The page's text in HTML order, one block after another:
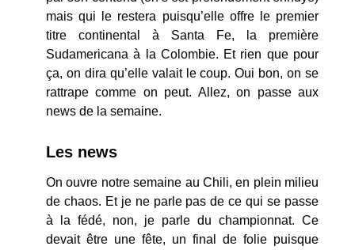
mais qui le restera puisqu’elle offre le premier
titre continental à Santa Fe, la première
Sudamericana à la Colombie. Et rien que pour
ça, on dira qu’elle valait le coup. Oui bon, on se
rattrape comme on peut. Allez, on passe aux
news de la semaine.
Les news
On ouvre notre semaine au Chili, en plein milieu
de chaos. Et je ne parle pas de ce qui se passe
à la fédé, non, je parle du championnat. Ce
devait être une fête, un final de folie puisque